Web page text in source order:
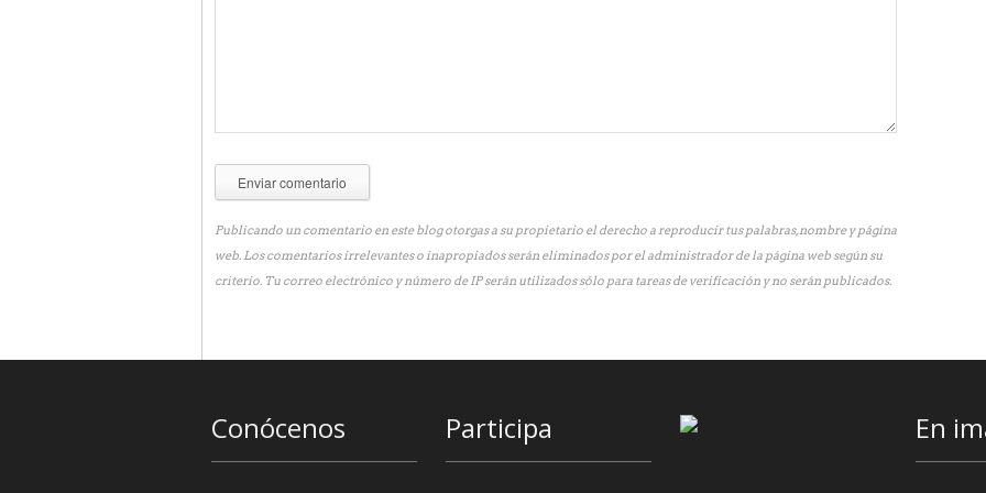
Publicando un comentario en este blog otorgas a su propietario el derecho a reproducir tus palabras, nombre y página
web. Los comentarios irrelevantes o inapropiados serán eliminados por el administrador de la página web según su
criterio. Tu correo electrónico y número de IP serán utilizados sólo para tareas de verificación y no serán publicados.
Conócenos Participa En